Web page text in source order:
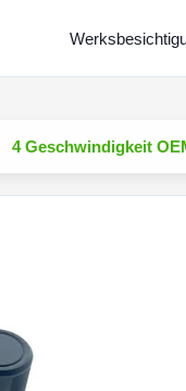
4 Geschwindigkeit